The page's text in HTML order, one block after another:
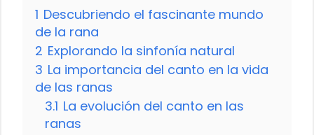
1 Descubriendo el fascinante mundo
de la rana
2 Explorando la sinfonía natural
3 La importancia del canto en la vida
de las ranas
3.1 La evolución del canto en las
ranas